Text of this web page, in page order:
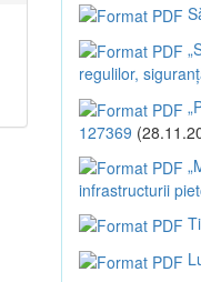
regulilor,
127369
infrastructurii